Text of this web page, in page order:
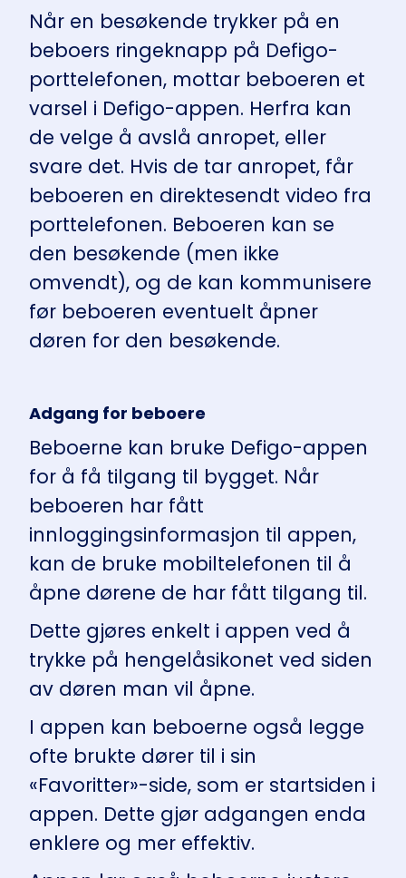
Når en besøkende trykker på en
beboers ringeknapp på Defigo-
porttelefonen, mottar beboeren et
varsel i Defigo-appen. Herfra kan
de velge å avslå anropet, eller
svare det. Hvis de tar anropet, får
beboeren en direktesendt video fra
porttelefonen. Beboeren kan se
den besøkende (men ikke
omvendt), og de kan kommunisere
før beboeren eventuelt åpner
døren for den besøkende.
Adgang for beboere
Beboerne kan bruke Defigo-appen
for å få tilgang til bygget. Når
beboeren har fått
innloggingsinformasjon til appen,
kan de bruke mobiltelefonen til å
åpne dørene de har fått tilgang til.
Dette gjøres enkelt i appen ved å
trykke på hengelåsikonet ved siden
av døren man vil åpne.
I appen kan beboerne også legge
ofte brukte dører til i sin
«Favoritter»-side, som er startsiden i
appen. Dette gjør adgangen enda
enklere og mer effektiv.